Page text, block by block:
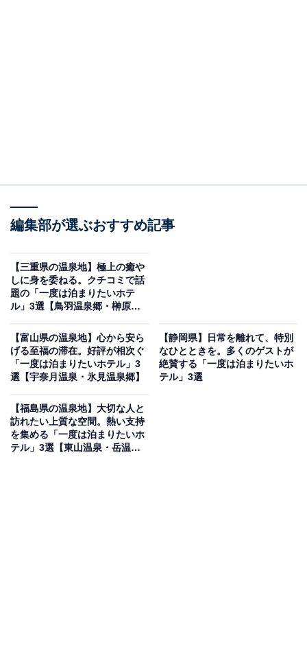
小槌の宿 鶴亀大吉（画像：「小槌の宿 鶴亀大吉」公式Webサイトより）
「小槌の宿 鶴亀大吉」は、日光東照宮まで歩いて約7分
宿です。客室は全室が川と山に面しており、四季折々の
自然を望めます。眼下に日光の山と川を見下ろす展望露
天風呂や、地元の山の幸を集めた名物「炭火会席」な
編集部が選ぶおすすめ記事
【三重県の温泉地】極上の癒や
しに身を委ねる。クチコミで話
題の「一度は泊まりたいホテ
ル」3選【鳥羽温泉郷・榊原温
【富山県の温泉地】心から安ら
げる至福の滞在。好評が相次ぐ
「一度は泊まりたいホテル」3
選【宇奈月温泉・氷見温泉郷】
【静岡県】日常を離れて、特別
なひとときを。多くのゲストが
絶賛する「一度は泊まりたいホ
テル」3選
【福島県の温泉地】大切な人と
訪れたい上質な空間。熱い支持
を集める「一度は泊まりたいホ
テル」3選【東山温泉・岳温